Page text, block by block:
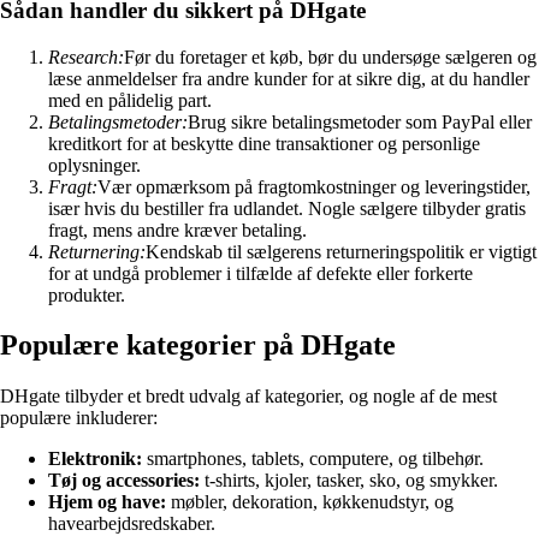
Sådan handler du sikkert på DHgate
Research:Før du foretager et køb, bør du undersøge sælgeren og
læse anmeldelser fra andre kunder for at sikre dig, at du handler
med en pålidelig part.
Betalingsmetoder:Brug sikre betalingsmetoder som PayPal eller
kreditkort for at beskytte dine transaktioner og personlige
oplysninger.
Fragt:Vær opmærksom på fragtomkostninger og leveringstider,
især hvis du bestiller fra udlandet. Nogle sælgere tilbyder gratis
fragt, mens andre kræver betaling.
Returnering:Kendskab til sælgerens returneringspolitik er vigtigt
for at undgå problemer i tilfælde af defekte eller forkerte
produkter.
Populære kategorier på DHgate
DHgate tilbyder et bredt udvalg af kategorier, og nogle af de mest
populære inkluderer:
Elektronik: smartphones, tablets, computere, og tilbehør.
Tøj og accessories: t-shirts, kjoler, tasker, sko, og smykker.
Hjem og have: møbler, dekoration, køkkenudstyr, og
havearbejdsredskaber.